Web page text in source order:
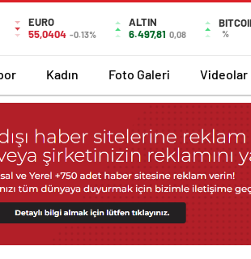
EURO
55,0404 -0.13%
ALTIN
6.497,81 0,08 %
Kadın Foto Galeri Videolar